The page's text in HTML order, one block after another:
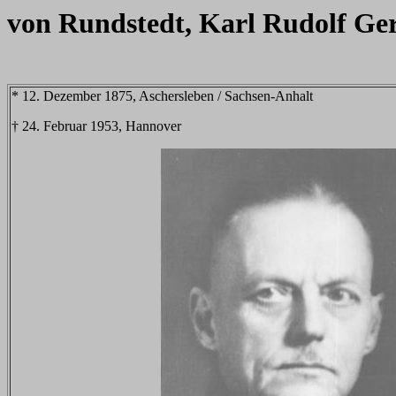
von Rundstedt, Karl Rudolf
* 12. Dezember 1875, Aschersleben / Sachsen-Anhalt
† 24. Februar 1953, Hannover